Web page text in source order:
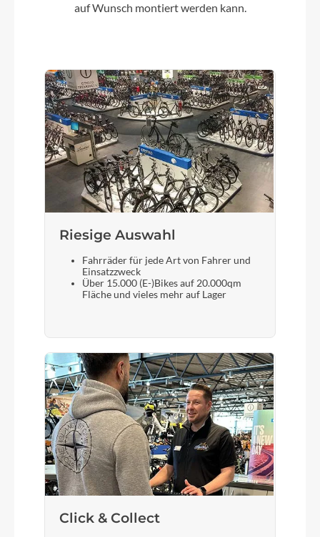
Akku
Bosch CompactTube 400
Laufradgröße
29 Zoll
Shimano Deore SL-M6100, rapidfire+, I-spec-EV
Bremshebel
Schloss
Abus Batterieschloss
Steuersatz
Acros AIF-531 1.5"
Sattel
Prologo Proxim 400
auf Wunsch montiert werden kann.
Riesige Auswahl
Fahrräder für jede Art von Fahrer und
Einsatzzweck
Über 15.000 (E-)Bikes auf 20.000qm
Fläche und vieles mehr auf Lager
Click & Collect